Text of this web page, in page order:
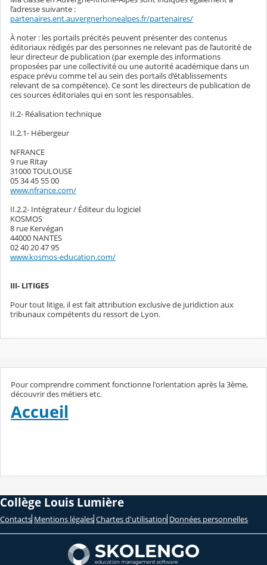
l’adresse suivante :
partenaires.ent.auvergnerhonealpes.fr/partenaires/
À noter : les portails précités peuvent présenter des contenus
éditoriaux rédigés par des personnes ne relevant pas de l’autorité de
leur directeur de publication (par exemple des informations
proposées par une collectivité ou une autorité académique dans un
espace prévu comme tel au sein des portails d’établissements
relevant de sa compétence). Ce sont les directeurs de publication de
ces sources éditoriales qui en sont les responsables.
II.2- Réalisation technique
II.2.1- Hébergeur
NFRANCE
9 rue Ritay
31000 TOULOUSE
05 34 45 55 00
www.nfrance.com/
II.2.2- Intégrateur / Éditeur du logiciel
KOSMOS
8 rue Kervégan
44000 NANTES
02 40 20 47 95
www.kosmos-education.com/
III- LITIGES
Pour tout litige, il est fait attribution exclusive de juridiction aux
tribunaux compétents du ressort de Lyon.
Pour comprendre comment fonctionne l'orientation après la 3ème,
découvrir des métiers etc.
Accueil
Collège Louis Lumière
Contacts Mentions légales Chartes d'utilisation Données personnelles